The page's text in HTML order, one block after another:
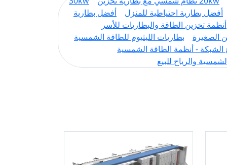
أفضل بطارية احتياطية للمنزل
أفضل بطارية
أنظمة تخزين الطاقة والبطاريات للأسر
الصغيرة
بطاريات الليثيوم للطاقة الشمسية
الشبكة - أنظمة الطاقة الشمسية
والرياح للبيع